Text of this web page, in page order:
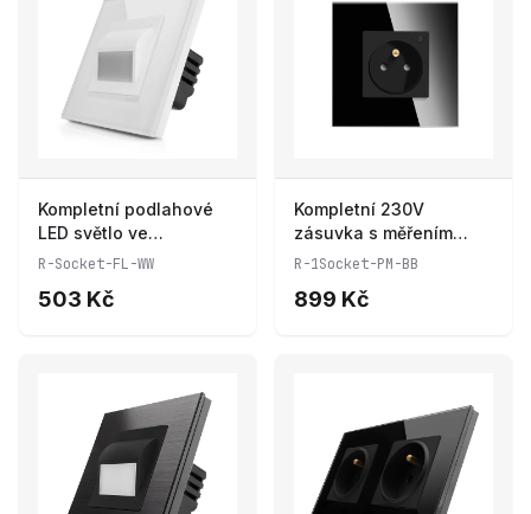
Kompletní podlahové
LED světlo ve
skleněném rámečku
R-Socket-FL-WW
503 Kč
Kompletní 230V
zásuvka s měřením
spotřeby R-1Socket-
R-1Socket-PM-BB
899 Kč